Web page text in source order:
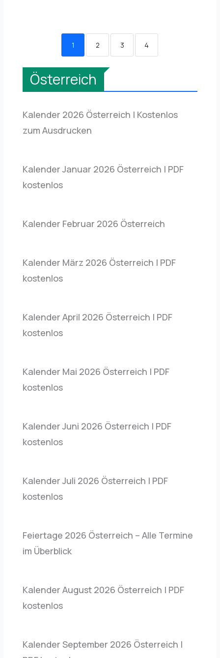
1 2 3 4
Österreich
Kalender 2026 Österreich | Kostenlos
zum Ausdrucken
Kalender Januar 2026 Österreich | PDF
kostenlos
Kalender Februar 2026 Österreich
Kalender März 2026 Österreich | PDF
kostenlos
Kalender April 2026 Österreich | PDF
kostenlos
Kalender Mai 2026 Österreich | PDF
kostenlos
Kalender Juni 2026 Österreich | PDF
kostenlos
Kalender Juli 2026 Österreich | PDF
kostenlos
Feiertage 2026 Österreich – Alle Termine
im Überblick
Kalender August 2026 Österreich | PDF
kostenlos
Kalender September 2026 Österreich |